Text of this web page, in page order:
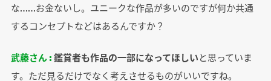
な……お金ないし。ユニークな作品が多いのですが何か共通
するコンセプトなどはあるんですか？
武藤さん :鑑賞者も作品の一部になってほしいと思っていま
す。ただ見るだけでなく考えさせるものがいいですね。